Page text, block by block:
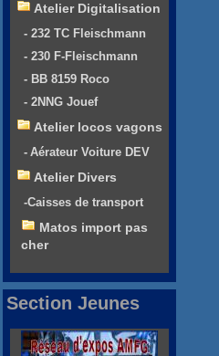
Atelier Digitalisation
- 232 TC Fleischmann
- 230 F-Fleischmann
- BB 8159 Roco
- 2NNG Jouef
Atelier locos vagons
- Aérateur Voiture DEV
Atelier Divers
-Caisses de transport
Matos import pas
cher
Section Jeunes